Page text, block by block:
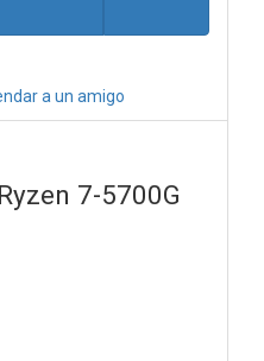
a un amigo
7-5700G